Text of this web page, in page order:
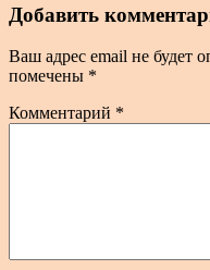
Добавить
Ваш адрес email не будет
помечены *
Комментарий *